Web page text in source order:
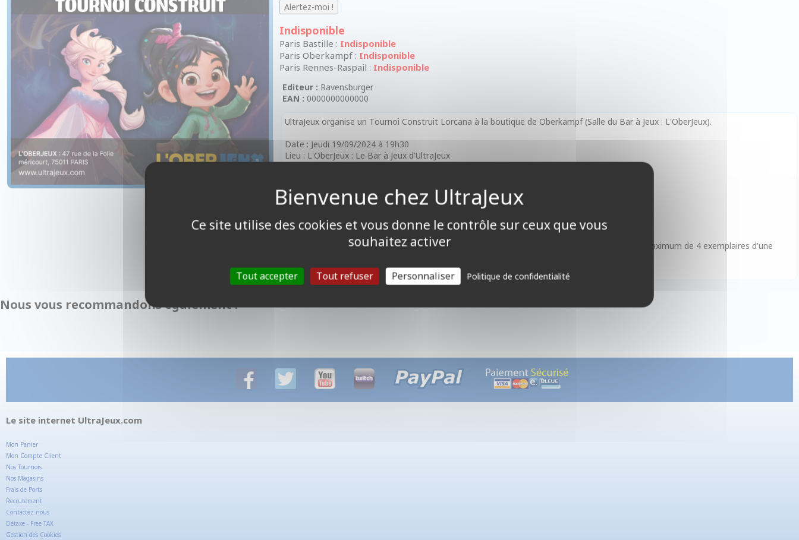
Indisponible
Paris Bastille : Indisponible
Paris Oberkampf : Indisponible
Paris Rennes-Raspail : Indisponible
Editeur : Ravensburger
EAN : 0000000000000
UltraJeux organise un Tournoi Construit Lorcana à la boutique de Oberkampf (Salle du Bar à Jeux : L'OberJeux).
Date : Jeudi 19/09/2024 à 19h30
Lieu : L'OberJeux : Le Bar à Jeux d'UltraJeux
Dotations:
1er: 3 boosters
5ème au 8ème : 1 Boosters
Votre deck doit se composer de maximum 2 couleurs d'encre. Et il contiendra également un maximum de 4 exemplaires d'une
C'est l'occasion parfaite de rencontrer de nouveaux joueurs ! 😇 😉
Nous vous recommandons également :
Le site internet UltraJeux.com
Mon Panier
Mon Compte Client
Nos Tournois
Nos Magasins
Frais de Ports
Recrutement
Contactez-nous
Détaxe - Free TAX
Gestion des Cookies
Ce site utilise des cookies et vous donne le contrôle sur ceux que vous
souhaitez activer
Tout accepter Tout refuser Personnaliser Politique de confidentialité